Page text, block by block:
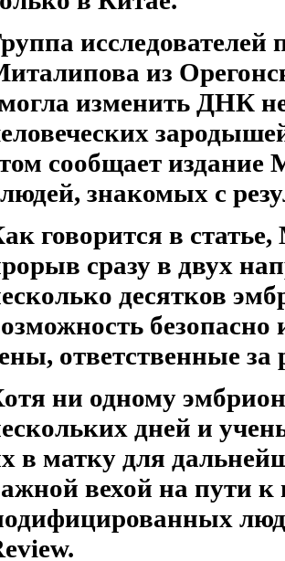
из
изменить ДНК
сообщает издание
знакомых с
говорится в
сразу в двух
десятков
ответственные за
ни одному
дней и
в матку для
вехой на пути